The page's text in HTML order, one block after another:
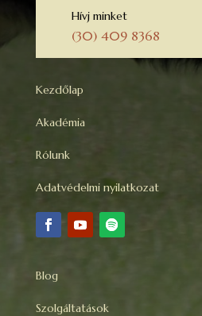
Hívj minket
(30) 409 8368
Kezdőlap
Akadémia
Rólunk
Adatvédelmi nyilatkozat
Blog
Szolgáltatások